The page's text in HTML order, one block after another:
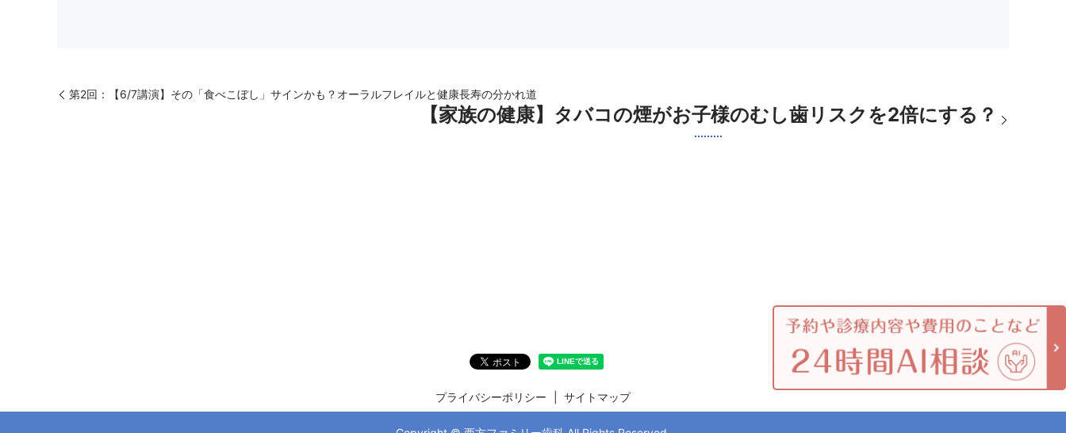
第2回：【6/7講演】その「食べこぼし」サインかも？オーラルフレイルと健康長寿の分かれ道
【家族の健康】タバコの煙がお子様のむし歯リスクを2倍にする？
プライバシーポリシー サイトマップ